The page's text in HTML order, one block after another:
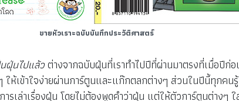
ขายหัวเราะฉบับบันทึกประวัติศาสตร์
ฝุ่นไปแล้วต่างจากฉบับฝุ่นที่เราทำไปปีที่ผ่านมาตรงที่เมื่อปีก่
ห้เข้าใจง่ายผ่านการ์ตูนและแก๊กตลกต่างๆ ส่วนในปีนี้ทุกคน
รเล่าเรื่องฝุ่น โดยไม่ต้องพูดคำว่าฝุ่น แต่ให้ตัวการ์ตูนต่าง